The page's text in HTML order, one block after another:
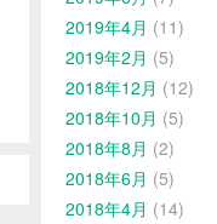
2019年4月 (11)
2019年2月 (5)
2018年12月 (12)
2018年10月 (5)
2018年8月 (2)
2018年6月 (5)
2018年4月 (14)